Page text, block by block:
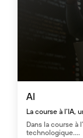
AI
La course à l’IA,
Dans la course à
technologique....